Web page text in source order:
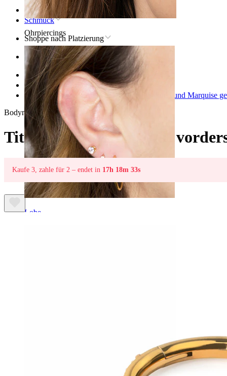
Ohrpiercings
Lobe
Startseite
Schmuck
Shoppe nach Platzierung
Ohr
Helix
Titan-Helix-Piercingschmuck
Titan-Scharnierring mit vorderseitigen Steinen und Marquise
Bodymod Premium
Titan-Scharnierring mit
Kaufe 3, zahle für 2 – endet in 17h 18m 33s